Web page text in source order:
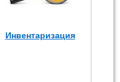
Инвентаризация